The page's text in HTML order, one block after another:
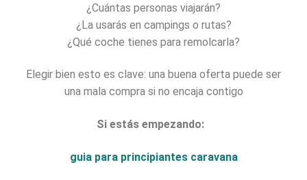
¿Cuántas personas viajarán?
¿La usarás en campings o rutas?
¿Qué coche tienes para remolcarla?
Elegir bien esto es clave: una buena oferta puede ser
una mala compra si no encaja contigo
Si estás empezando:
guia para principiantes caravana